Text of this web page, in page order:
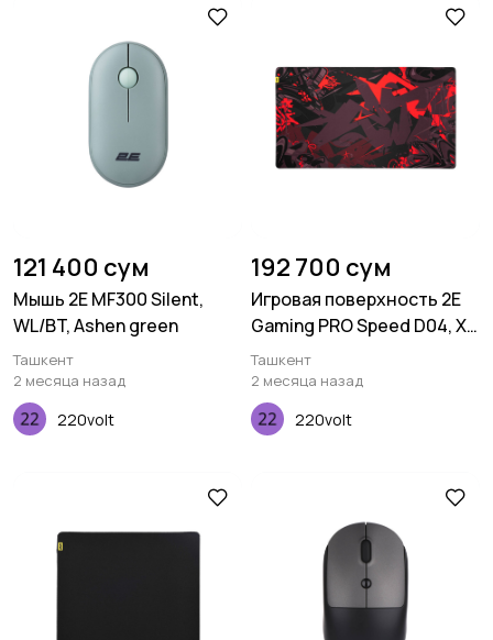
121 400 сум
Мышь 2E MF300 Silent,
WL/BT, Ashen green
Ташкент
2 месяца назад
220volt
192 700 сум
Игровая поверхность 2E
Gaming PRO Speed D04, XL
(800x450x3мм),
многоцветный
Ташкент
2 месяца назад
220volt